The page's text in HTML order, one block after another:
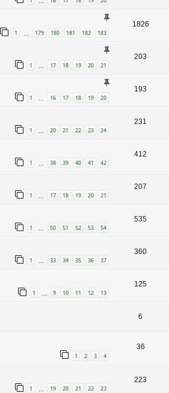
1 179 180 181 182 183
1826
1 17 18 19 20 21
203
1 16 17 18 19 20
193
1 20 21 22 23 24
231
1 … 38 39 40 41 42
412
1 … 17 18 19 20 21
207
1 … 50 51 52 53 54
535
1 … 33 34 35 36 37
360
1 … 9 10 11 12 13
125
6
1 2 3 4
36
1 19 20 21 22 23
223